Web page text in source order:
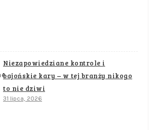
Niezapowiedziane kontrole i
bajońskie kary – w tej branży nikogo
to nie dziwi
31 lipca, 2026